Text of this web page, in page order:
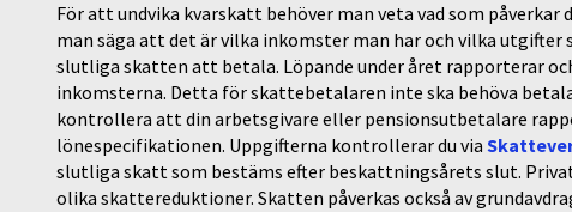
För att undvika kvarskatt behöver man veta vad som
man säga att det är vilka inkomster man har och vilka utgifter
slutliga skatten att betala. Löpande under året rapporterar
inkomsterna. Detta för skattebetalaren inte ska behöva
kontrollera att din arbetsgivare eller pensionsutbetalare
lönespecifikationen. Uppgifterna kontrollerar du via
slutliga skatt som bestäms efter beskattningsårets slut.
olika skattereduktioner. Skatten påverkas också av